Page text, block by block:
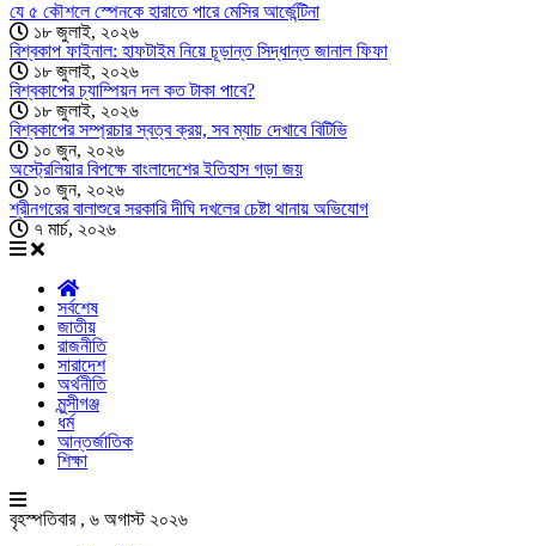
যে ৫ কৌশলে স্পেনকে হারাতে পারে মেসির আর্জেন্টিনা
১৮ জুলাই, ২০২৬
বিশ্বকাপ ফাইনাল: হাফটাইম নিয়ে চূড়ান্ত সিদ্ধান্ত জানাল ফিফা
১৮ জুলাই, ২০২৬
বিশ্বকাপের চ্যাম্পিয়ন দল কত টাকা পাবে?
১৮ জুলাই, ২০২৬
বিশ্বকাপের সম্প্রচার স্বত্ব ক্রয়, সব ম্যাচ দেখাবে বিটিভি
১০ জুন, ২০২৬
অস্ট্রেলিয়ার বিপক্ষে বাংলাদেশের ইতিহাস গড়া জয়
১০ জুন, ২০২৬
শ্রীনগরের বালাশুরে সরকারি দীঘি দখলের চেষ্টা থানায় অভিযোগ
৭ মার্চ, ২০২৬
সর্বশেষ
জাতীয়
রাজনীতি
সারাদেশ
অর্থনীতি
মুন্সীগঞ্জ
ধর্ম
আন্তর্জাতিক
শিক্ষা
বৃহস্পতিবার , ৬ অগাস্ট ২০২৬